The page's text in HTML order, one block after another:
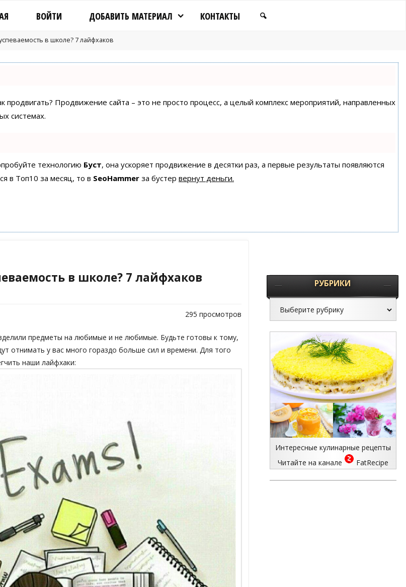
ВОЙТИ ДОБАВИТЬ МАТЕРИАЛ КОНТАКТЫ
в школе? 7 лайфхаков
продвигать? Продвижение сайта – это не просто процесс, а целый комплекс мероприятий, направленных
системах.
технологию Буст, она ускоряет продвижение в десятки раз, а первые результаты появляются
в Топ10 за месяц, то в SeoHammer за бустер вернут деньги.
в школе? 7 лайфхаков
295 просмотров
предметы на любимые и не любимые. Будьте готовы к тому,
отнимать у вас много гораздо больше сил и времени. Для того
наши лайфхаки:
РУБРИКИ
Интересные кулинарные рецепты
Читайте на канале
FatRecipe